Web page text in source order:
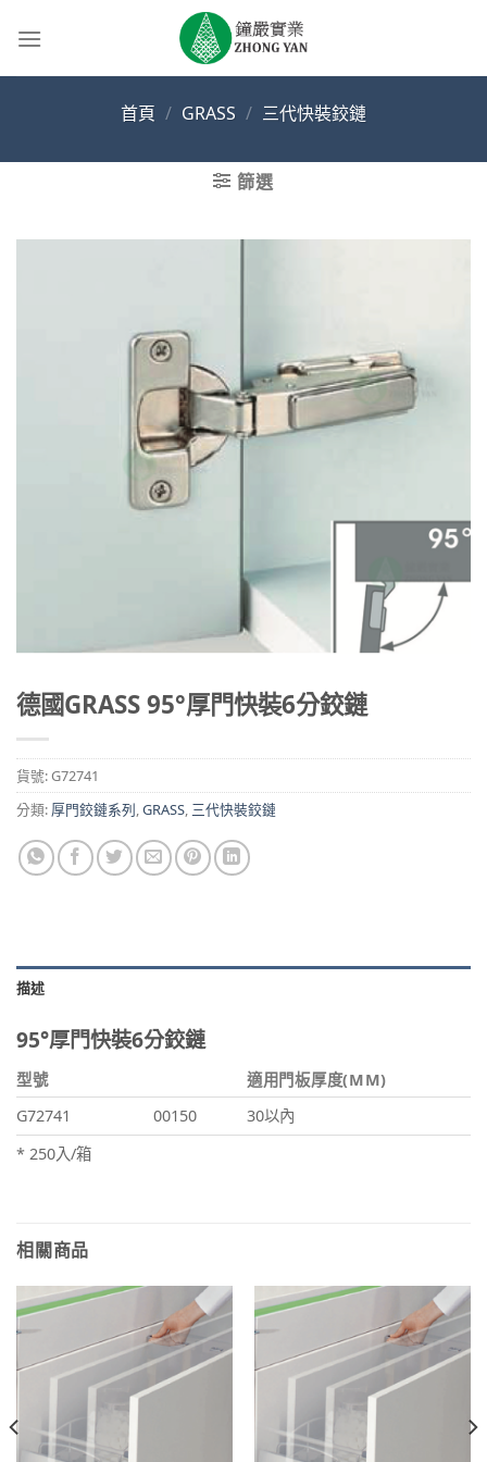
首頁 / GRASS / 三代快裝鉸鏈
篩選
德國GRASS 95°厚門快裝6分鉸鏈
貨號:G72741
分類: 厚門鉸鏈系列,GRASS, 三代快裝鉸鏈
描述
95°厚門快裝6分鉸鏈
型號
適用門板厚度(MM)
G72741
00150
30以內
* 250入/箱
相關商品